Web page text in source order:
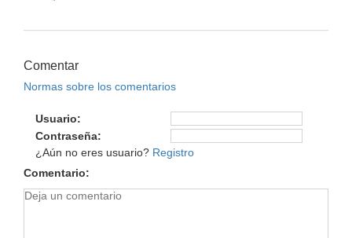
Comentar
Normas sobre los comentarios
Usuario
Contraseña
¿Aún no eres usuario? Registro
Comentario